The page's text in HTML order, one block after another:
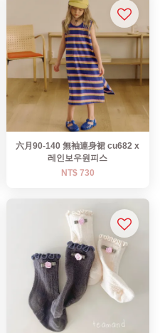
六月90-140 無袖連身裙 cu682 x
레인보우원피스
NT$ 730